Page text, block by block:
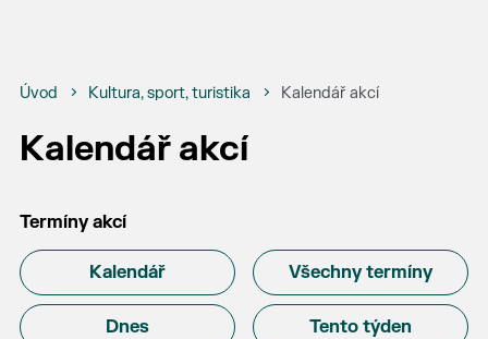
Úvod Kultura, sport, turistika Kalendář akcí
Kalendář akcí
Termíny akcí
Kalendář Všechny termíny
Dnes Tento týden